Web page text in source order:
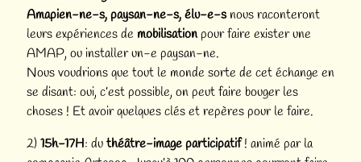
Amapien-ne-s, paysan-ne-s,élu-e-snous raconteront
leurs expériences de mobilisationpour faire exister une
AMAP, ou installer un-e paysan-ne.
Nous voudrions que tout le monde sorte de cet échange en
se disant: oui, c’est possible, on peut faire bouger les
choses ! Et avoir quelques clés et repères pour le faire.
2)15h-17H: duthéâtre-image participatif! animé par la